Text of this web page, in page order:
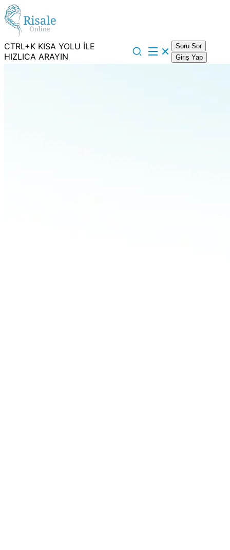
CTRL+K KISA YOLU İLE
HIZLICA ARAYIN
Soru Sor
Giriş Yap